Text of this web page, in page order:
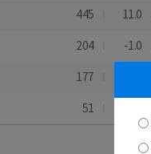
445 11.0
204 -1.0
177
51